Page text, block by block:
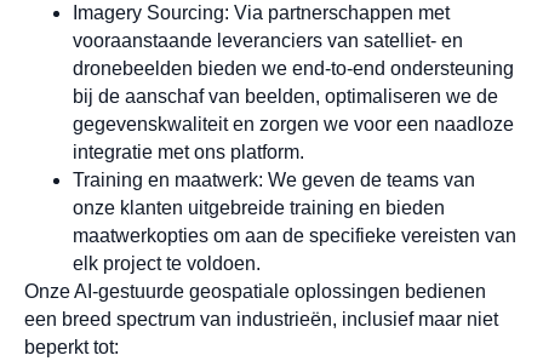
Imagery Sourcing: Via partnerschappen met
vooraanstaande leveranciers van satelliet- en
dronebeelden bieden we end-to-end ondersteuning
bij de aanschaf van beelden, optimaliseren we de
gegevenskwaliteit en zorgen we voor een naadloze
integratie met ons platform.
Training en maatwerk: We geven de teams van
onze klanten uitgebreide training en bieden
maatwerkopties om aan de specifieke vereisten van
elk project te voldoen.
Onze AI-gestuurde geospatiale oplossingen bedienen
een breed spectrum van industrieën, inclusief maar niet
beperkt tot: